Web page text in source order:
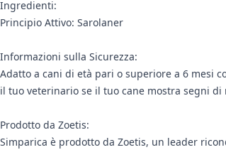
Ingredienti:
Principio Attivo: Sarolaner
Informazioni sulla Sicurezza:
Adatto a cani di età pari o superiore a 6 mesi
il tuo veterinario se il tuo cane mostra segni di
Prodotto da Zoetis:
Simparica è prodotto da Zoetis, un leader